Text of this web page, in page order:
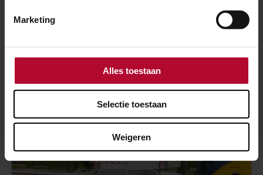
Marketing
Alles toestaan
Selectie toestaan
Weigeren
Meer inzicht in spoortrillingen door proef